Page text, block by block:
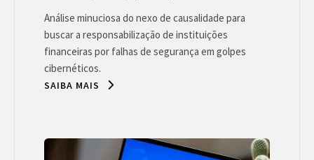
Análise minuciosa do nexo de causalidade para
buscar a responsabilização de instituições
financeiras por falhas de segurança em golpes
cibernéticos.
SAIBA MAIS